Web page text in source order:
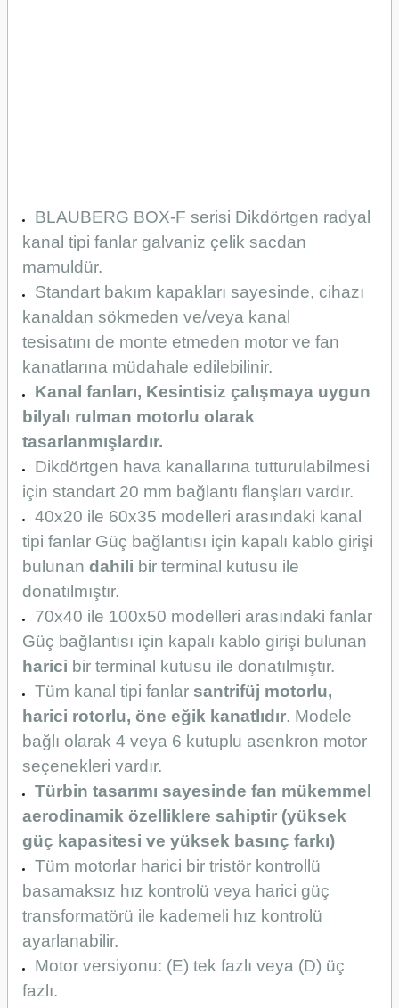
BLAUBERG BOX-F serisi Dikdörtgen radyal
kanal tipi fanlar galvaniz çelik sacdan
mamuldür.
Standart bakım kapakları sayesinde, cihazı
kanaldan sökmeden ve/veya kanal
tesisatını de monte etmeden motor ve fan
kanatlarına müdahale edilebilinir.
Kanal fanları, Kesintisiz çalışmaya uygun
bilyalı rulman motorlu olarak
tasarlanmışlardır.
Dikdörtgen hava kanallarına tutturulabilmesi
için standart 20 mm bağlantı flanşları vardır.
40x20 ile 60x35 modelleri arasındaki kanal
tipi fanlar Güç bağlantısı için kapalı kablo girişi
bulunan dahili bir terminal kutusu ile
donatılmıştır.
70x40 ile 100x50 modelleri arasındaki fanlar
Güç bağlantısı için kapalı kablo girişi bulunan
harici bir terminal kutusu ile donatılmıştır.
Tüm kanal tipi fanlar santrifüj motorlu,
harici rotorlu, öne eğik kanatlıdır. Modele
bağlı olarak 4 veya 6 kutuplu asenkron motor
seçenekleri vardır.
Türbin tasarımı sayesinde fan mükemmel
aerodinamik özelliklere sahiptir (yüksek
güç kapasitesi ve yüksek basınç farkı)
Tüm motorlar harici bir tristör kontrollü
basamaksız hız kontrolü veya harici güç
transformatörü ile kademeli hız kontrolü
ayarlanabilir.
Motor versiyonu: (E) tek fazlı veya (D) üç
fazlı.